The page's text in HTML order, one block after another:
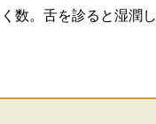
数。舌を診ると湿潤し